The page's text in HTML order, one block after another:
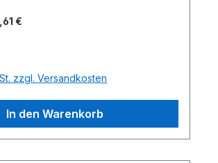
€
zzgl. Versandkosten
In den Warenkorb